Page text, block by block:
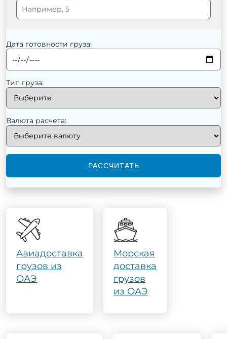
Дата готовности груза:
Тип груза:
Валюта расчета:
РАССЧИТАТЬ
Авиадоставка
грузов из
ОАЭ
Морская
доставка
грузов
из ОАЭ